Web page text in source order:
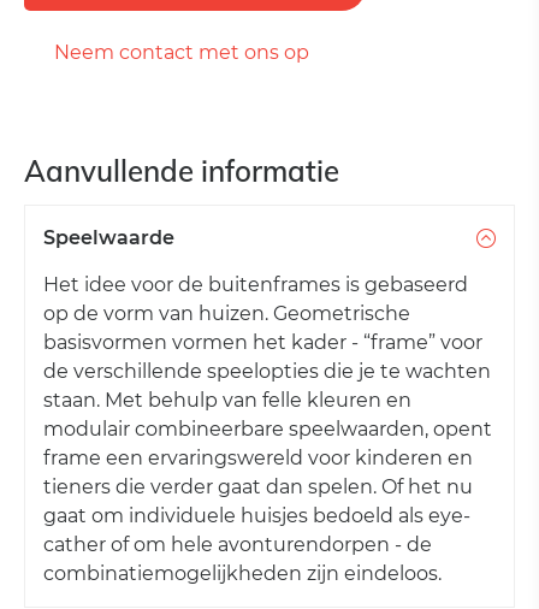
Neem contact met ons op
Aanvullende informatie
Speelwaarde
Het idee voor de buitenframes is gebaseerd
op de vorm van huizen. Geometrische
basisvormen vormen het kader - “frame” voor
de verschillende speelopties die je te wachten
staan. Met behulp van felle kleuren en
modulair combineerbare speelwaarden, opent
frame een ervaringswereld voor kinderen en
tieners die verder gaat dan spelen. Of het nu
gaat om individuele huisjes bedoeld als eye-
cather of om hele avonturendorpen - de
combinatiemogelijkheden zijn eindeloos.